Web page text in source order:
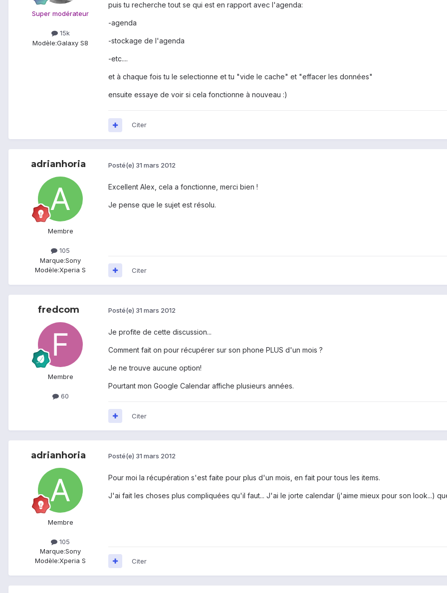
Super modérateur
15k
Modèle:Galaxy S8
puis tu recherche tout se qui est en rapport avec l'agenda:
-agenda
-stockage de l'agenda
-etc....
et à chaque fois tu le selectionne et tu "vide le cache" et "effacer les données"
ensuite essaye de voir si cela fonctionne à nouveau :)
Citer
adrianhoria
Membre
105
Marque:Sony
Modèle:Xperia S
Posté(e) 31 mars 2012
Excellent Alex, cela a fonctionne, merci bien !
Je pense que le sujet est résolu.
Citer
fredcom
Membre
60
Posté(e) 31 mars 2012
Je profite de cette discussion...
Comment fait on pour récupérer sur son phone PLUS d'un mois ?
Je ne trouve aucune option!
Pourtant mon Google Calendar affiche plusieurs années.
Citer
adrianhoria
Membre
105
Marque:Sony
Modèle:Xperia S
Posté(e) 31 mars 2012
Pour moi la récupération s'est faite pour plus d'un mois, en fait pour tous les items.
J'ai fait les choses plus compliquées qu'il faut... J'ai le jorte calendar (j'aime mieux pour son look...)
Citer